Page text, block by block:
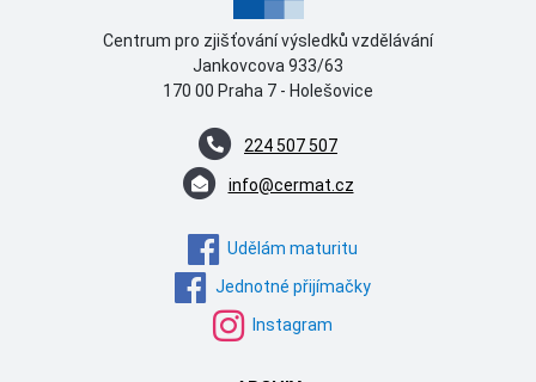
Centrum pro zjišťování výsledků vzdělávání
Jankovcova 933/63
170 00 Praha 7 - Holešovice
224 507 507
info@cermat.cz
Udělám maturitu
Jednotné přijímačky
Instagram